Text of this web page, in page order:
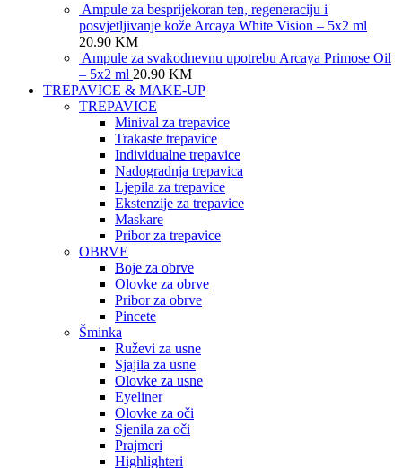
Ampule za besprijekoran ten, regeneraciju i
posvjetljivanje kože Arcaya White Vision – 5x2 ml
20.90 KM
Ampule za svakodnevnu upotrebu Arcaya Primose Oil
– 5x2 ml 20.90 KM
TREPAVICE & MAKE-UP
TREPAVICE
Minival za trepavice
Trakaste trepavice
Individualne trepavice
Nadogradnja trepavica
Ljepila za trepavice
Ekstenzije za trepavice
Maskare
Pribor za trepavice
OBRVE
Boje za obrve
Olovke za obrve
Pribor za obrve
Pincete
Šminka
Ruževi za usne
Sjajila za usne
Olovke za usne
Eyeliner
Olovke za oči
Sjenila za oči
Prajmeri
Highlighteri